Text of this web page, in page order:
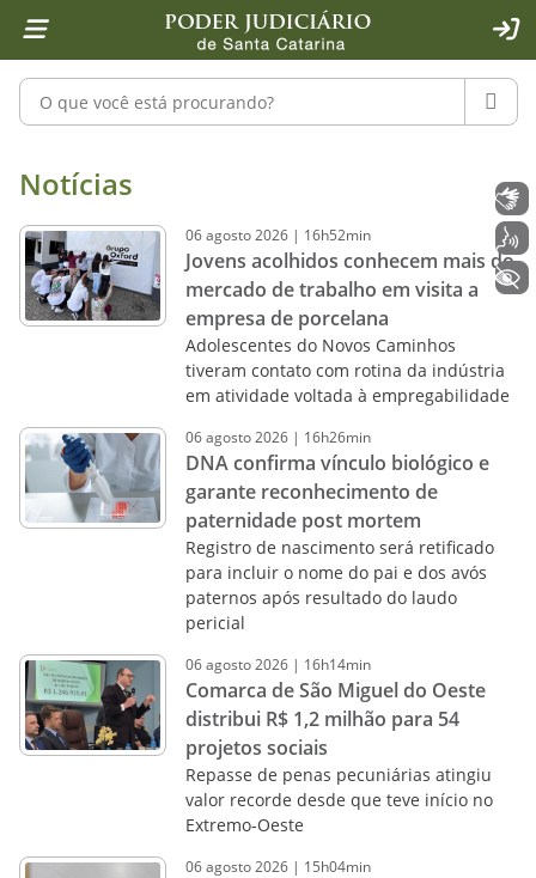
1 Ir para o conteúdo
2 Ir para a ferramenta de acessibilidade - Rybená
4 Ir para o menu principal
5 Ir para a pesquisa
6 Ir para o rodapé
7 Ir para a página inicial
Pesquisar no portal
Notícias - Imprensa - Poder
Notícias
06agosto2026 | 16h52min
Jovens acolhidos conhecem mais do
mercado de trabalho em visita a
empresa de porcelana
Adolescentes do Novos Caminhos
tiveram contato com rotina da indústria
em atividade voltada à empregabilidade
06agosto2026 | 16h26min
DNA confirma vínculo biológico e
garante reconhecimento de
paternidade post mortem
Registro de nascimento será retificado
para incluir o nome do pai e dos avós
paternos após resultado do laudo
pericial
06agosto2026 | 16h14min
Comarca de São Miguel do Oeste
distribui R$ 1,2 milhão para 54
projetos sociais
Repasse de penas pecuniárias atingiu
valor recorde desde que teve início no
Extremo-Oeste
06agosto2026 | 15h04min
+ Acessibilidade